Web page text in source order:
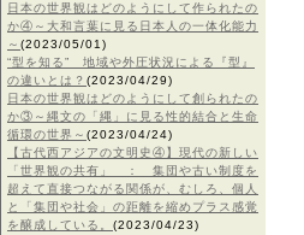
日本の世界観はどのようにして作られたの
か④～大和言葉に見る日本人の一体化能力
～ (2023/05/01)
“型を知る” 地域や外圧状況による『型』
の違いとは？ (2023/04/29)
日本の世界観はどのようにして創られたの
か③～縄文の「縄」に見る性的結合と生命
循環の世界～ (2023/04/24)
【古代西アジアの文明史④】現代の新しい
「世界観の共有」 ： 集団や古い制度を
超えて直接つながる関係が、むしろ、個人
と「集団や社会」の距離を縮めプラス感覚
を醸成している。 (2023/04/23)